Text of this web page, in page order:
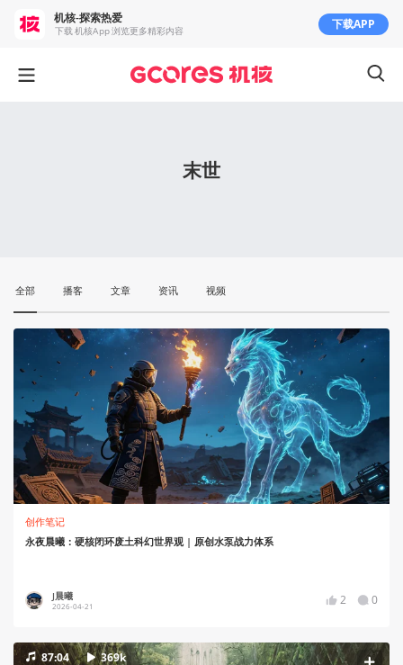
末世
全部 播客 文章 资讯 视频
创作笔记
永夜晨曦：硬核闭环废土科幻世界观 | 原创水泵战力体系
J晨曦
2026-04-21 2 0
87:04 369k
机核-探索热爱
下载 机核App 浏览更多精彩内容 下载APP